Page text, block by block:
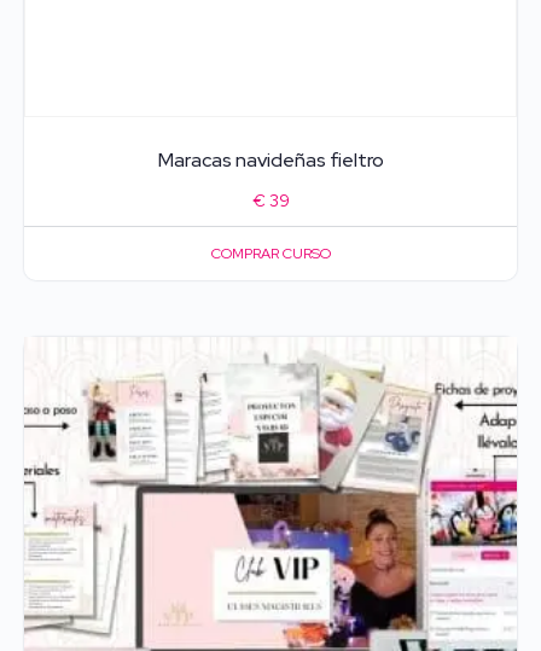
Maracas navideñas fieltro
€ 39
COMPRAR CURSO